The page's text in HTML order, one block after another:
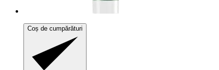
Coș de cumpărături